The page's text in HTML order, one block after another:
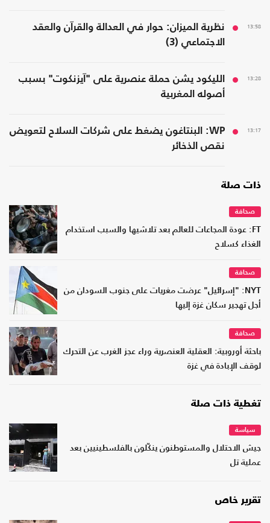
13:58
نظرية الميزان: حوار في العدالة والقرآن والعقد
الاجتماعي (3)
13:28
الليكود يشن حملة عنصرية على "آيزنكوت" بسبب
أصوله المغربية
13:17
WP: البنتاغون يضغط على شركات السلاح لتعويض
نقص الذخائر
ذات صلة
صحافة
FT: عودة المجاعات للعالم بعد تلاشيها والسبب استخدام
الغذاء كسلاح
صحافة
NYT: "إسرائيل" عرضت مغريات على جنوب السودان من
أجل تهجير سكان غزة إليها
صحافة
باحثة أوروبية: العقلية العنصرية وراء عجز الغرب عن التحرك
لوقف الإبادة في غزة
تغطية ذات صلة
سياسة
جيش الاحتلال والمستوطنون ينكّلون بالفلسطينيين بعد
عملية تل
تقرير خاص